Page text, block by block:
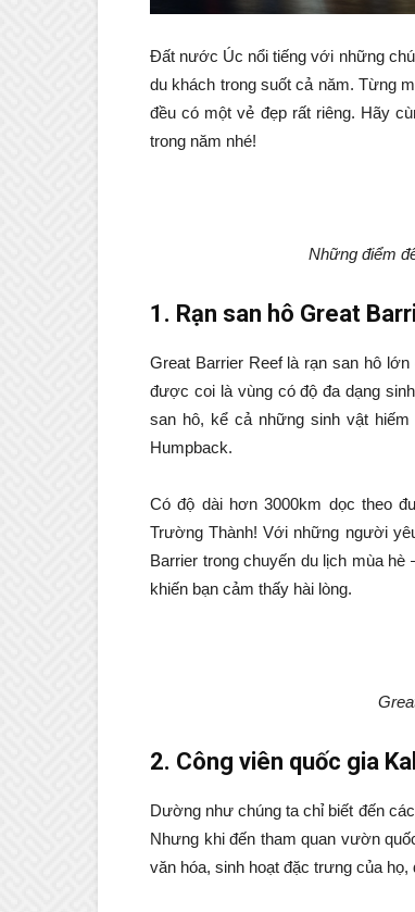
Đất nước Úc nổi tiếng với những
du khách trong suốt cả năm. Từng
đều có một vẻ đẹp rất riêng. Hãy
trong năm nhé!
Những điểm
1. Rạn san hô Great
Great Barrier Reef là rạn san hô
được coi là vùng có độ đa dạng
san hô, kể cả những sinh vật
Humpback.
Có độ dài hơn 3000km dọc theo
Trường Thành! Với những người
Barrier trong chuyến du lịch mùa hè
khiến bạn cảm thấy hài lòng.
2. Công viên quốc gia
Dường như chúng ta chỉ biết đến
Nhưng khi đến tham quan vườn
văn hóa, sinh hoạt đặc trưng của